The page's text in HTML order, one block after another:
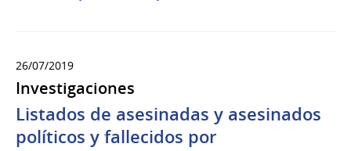
26/07/2019
Investigaciones
Listados de asesinadas y asesinados
políticos y fallecidos por